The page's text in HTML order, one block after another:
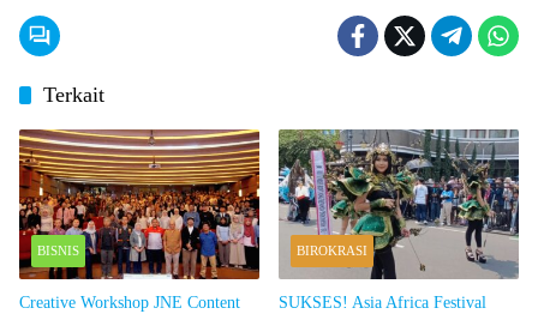
Terkait
BISNIS
Creative Workshop JNE Content
BIROKRASI
SUKSES! Asia Africa Festival